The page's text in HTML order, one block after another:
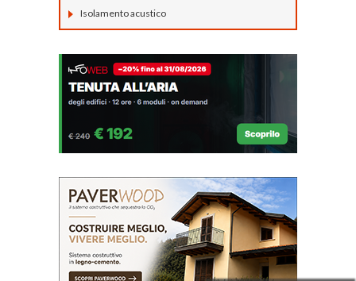
Isolamento acustico